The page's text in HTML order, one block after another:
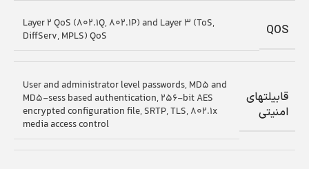
QOS
Layer 2 QoS (802.1Q, 802.1P) and Layer 3 (ToS,
DiffServ, MPLS) QoS
قابیلتهای
امنیتی
User and administrator level passwords, MD5 and
MD5-sess based authentication, 256-bit AES
encrypted configuration file, SRTP, TLS, 802.1x
media access control